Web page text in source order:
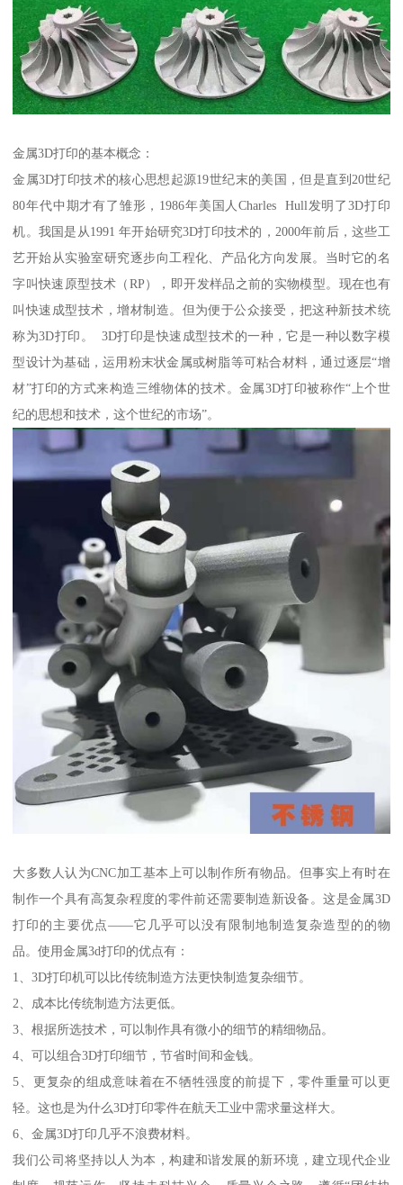
金属3D打印的基本概念：
金属3D打印技术的核心思想起源19世纪末的美国，但是直到20世纪
80年代中期才有了雏形，1986年美国人Charles Hull发明了3D打印
机。我国是从1991 年开始研究3D打印技术的，2000年前后，这些工
艺开始从实验室研究逐步向工程化、产品化方向发展。当时它的名
字叫快速原型技术（RP），即开发样品之前的实物模型。现在也有
叫快速成型技术，增材制造。但为便于公众接受，把这种新技术统
称为3D打印。 3D打印是快速成型技术的一种，它是一种以数字模
型设计为基础，运用粉末状金属或树脂等可粘合材料，通过逐层“增
材”打印的方式来构造三维物体的技术。金属3D打印被称作“上个世
纪的思想和技术，这个世纪的市场”。
大多数人认为CNC加工基本上可以制作所有物品。但事实上有时在
制作一个具有高复杂程度的零件前还需要制造新设备。这是金属3D
打印的主要优点——它几乎可以没有限制地制造复杂造型的的物
品。使用金属3d打印的优点有：
1、3D打印机可以比传统制造方法更快制造复杂细节。
2、成本比传统制造方法更低。
3、根据所选技术，可以制作具有微小的细节的精细物品。
4、可以组合3D打印细节，节省时间和金钱。
5、更复杂的组成意味着在不牺牲强度的前提下，零件重量可以更
轻。这也是为什么3D打印零件在航天工业中需求量这样大。
6、金属3D打印几乎不浪费材料。
我们公司将坚持以人为本，构建和谐发展的新环境，建立现代企业